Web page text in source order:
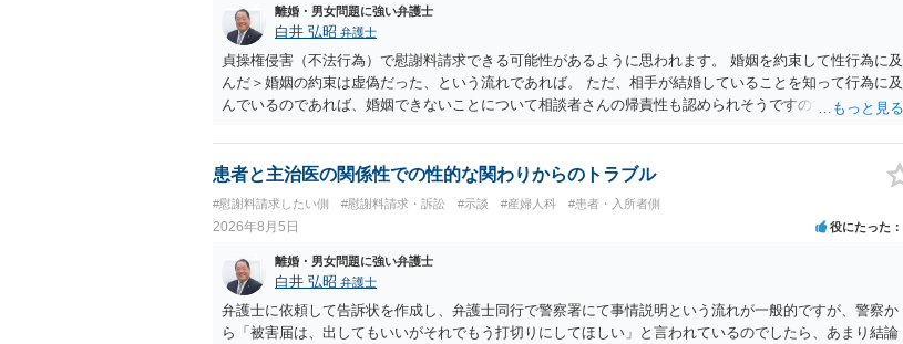
離婚・男女問題に強い弁護士
白井 弘昭 弁護士
貞操権侵害（不法行為）で慰謝料請求できる可能性があるように思われます。 婚姻を約束して性行為に及
んだ＞婚姻の約束は虚偽だった、という流れであれば。 ただ、相手が結婚していることを知って行為に及
んでいるのであれば、婚姻できないことについて相談者さんの帰責性も認められそうですので、あまり慰
患者と主治医の関係性での性的な関わりからのトラブル
#慰謝料請求したい側 #慰謝料請求・訴訟 #示談 #産婦人科 #患者・入所者側
2026年8月5日 役にたった
離婚・男女問題に強い弁護士
白井 弘昭 弁護士
弁護士に依頼して告訴状を作成し、弁護士同行で警察署にて事情説明という流れが一般的ですが、警察か
ら「被害届は、出してもいいがそれでもう打切りにしてほしい」と言われているのでしたら、あまり結論